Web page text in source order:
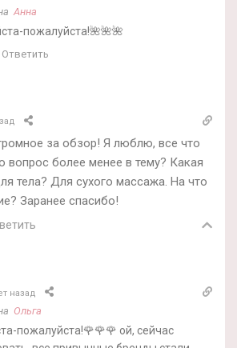
Анна
пожалуйста!🌺🌺🌺
Ответить
за обзор! Я люблю, все что
более менее в тему? Какая
тела? Для сухого массажа. На что
Заранее спасибо!
назад
Ольга
пожалуйста!🌹🌹🌹 ой, сейчас